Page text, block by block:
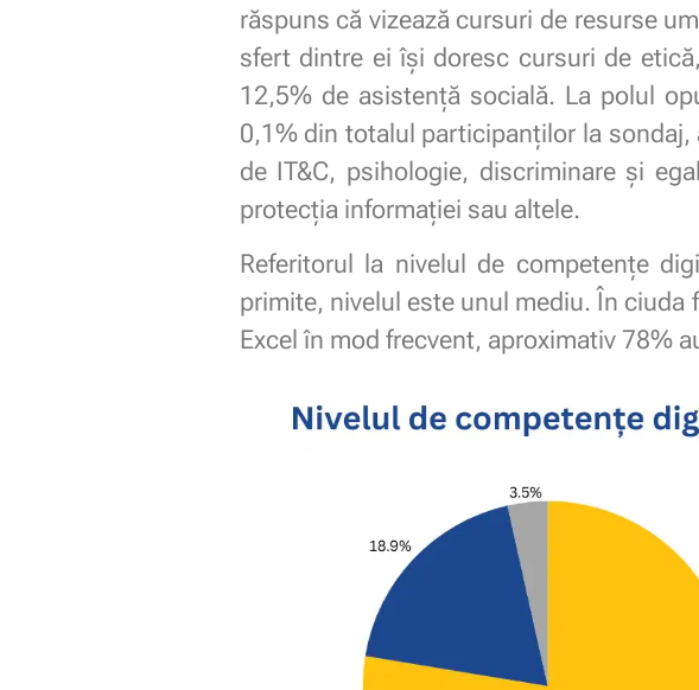
răspuns că vizează cursuri de resurse
sfert dintre ei își doresc cursuri de
12,5% de asistență socială. La polul
0,1% din totalul participanților la
de IT&C, psihologie, discriminare și
protecția informației sau altele.
Referitorul la nivelul de competențe
primite, nivelul este unul mediu. În
Excel în mod frecvent, aproximativ 78%